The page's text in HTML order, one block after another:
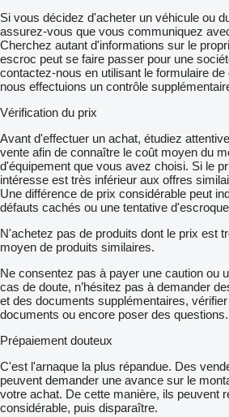
Si vous décidez d'acheter un véhicule ou
assurez-vous que vous communiquez
Cherchez autant d'informations sur le
escroc peut se faire passer pour une
contactez-nous en utilisant le formulaire
nous effectuions un contrôle
Vérification du prix
Avant d'effectuer un achat, étudiez
vente afin de connaître le coût moyen du
d'équipement que vous avez choisi. Si le
intéresse est très inférieur aux offres
Une différence de prix considérable peut
défauts cachés ou une tentative
N'achetez pas de produits dont le prix est
moyen de produits similaires.
Ne consentez pas à payer une caution ou
cas de doute, n’hésitez pas à demander
et des documents supplémentaires,
documents ou encore poser des questions.
Prépaiement douteux
C'est l'arnaque la plus répandue. Des
peuvent demander une avance sur le
votre achat. De cette manière, ils peuvent
considérable, puis disparaître.